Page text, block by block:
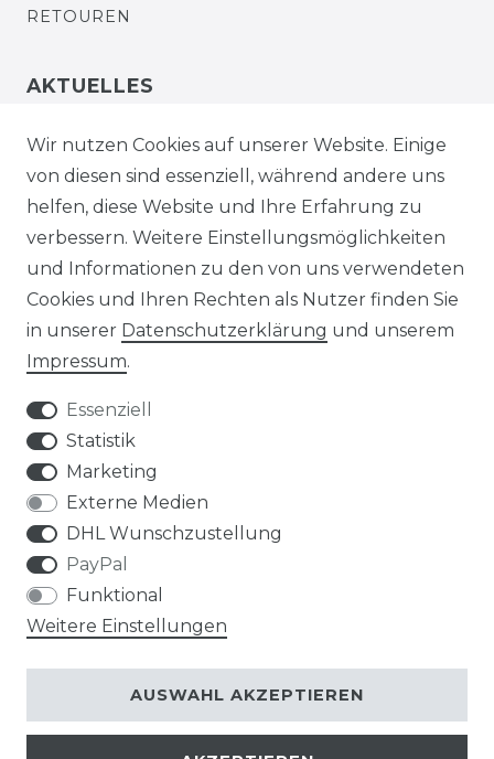
RETOUREN
AKTUELLES
STELLENANGEBOTE
NEWSLETTER
Impressum
AGB
VERTRAG WIDERRUFEN
Wir nutzen Cookies auf unserer Website. Einige
von diesen sind essenziell, während andere uns
helfen, diese Website und Ihre Erfahrung zu
verbessern. Weitere Einstellungsmöglichkeiten
und Informationen zu den von uns verwendeten
Cookies und Ihren Rechten als Nutzer finden Sie
in unserer Daten­schutz­erklärung und unserem
Impressum.
Essenziell
Statistik
Marketing
Externe Medien
DHL Wunschzustellung
PayPal
Funktional
Weitere Einstellungen
AUSWAHL AKZEPTIEREN